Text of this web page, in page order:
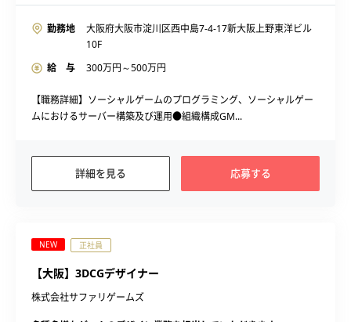
勤務地
大阪府大阪市淀川区西中島7-4-17新大阪上野東洋ビル
10F
給 与
300万円～500万円
【職務詳細】ソーシャルゲームのプログラミング、ソーシャルゲー
ムにおけるサーバー構築及び運用●組織構成GM...
詳細を見る 応募する
NEW 正社員
【大阪】3DCGデザイナー
株式会社サファリゲームズ